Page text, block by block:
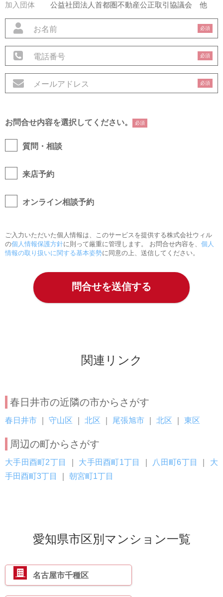
加入団体
公益社団法人首都圏不動産公正取引協議会他
必須
必須
必須
お問合せ内容を選択してください。 必須
質問・相談
来店予約
オンライン相談予約
ご入力いただいた個人情報は、このサービスを提供する株式会社ウィル
の個人情報保護方針に則って厳重に管理します。 お問合せ内容を、 個人
情報の取り扱いに関する基本姿勢に同意の上、送信してください。
関連リンク
春日井市の近隣の市からさがす
春日井市 守山区 北区 尾張旭市 北区 東区
周辺の町からさがす
大手田酉町2丁目 大手田酉町1丁目 八田町6丁目
大
手田酉町3丁目
朝宮町1丁目
愛知県市区別マンション一覧
名古屋市千種区